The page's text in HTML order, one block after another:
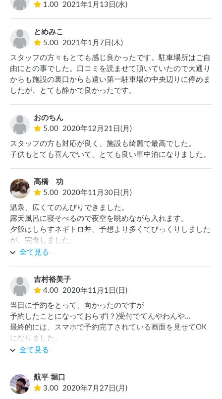
1.00 2021年1月13日(水)
とめみこ
5.00 2021年1月7日(木)
スタッフの方々もとても感じ良かったです。駐車場所はご自
由にとの事でした。口コミを読ませて頂いていたので大通り
からも施設の裏口からも遠い第一駐車場の中央辺りに停めま
したが、とても静かで良かったです。
おのちん
5.00 2020年12月21日(月)
スタッフの方も対応が良く、施設も綺麗で最高でした。
子供もとても喜んでいて、とても良い車中泊になりました。
髙橋 功
5.00 2020年11月30日(月)
温泉、広くてのんびりできました。
露天風呂に寝そべるので夜空を眺めながら入れます。
夕飯はしらすネギトロ丼、予想より多くてびっくりしました
が、完食しました。
駐車場はちょっとうるさいけど、コンビニが近くにあるので
また利用したいです。
11月の秦野市は寒かった。
全て見る
吉村裕美子
4.00 2020年11月1日(日)
当日に予約をとって、向かったのですが
予約したことになっておらず(？)受付でてんやわんや…
最終的には、スマホで予約完了されている画面を見せてOK
になりました。
今回は建物から一番遠いところ(3ヶ所の出口から一番遠い)に
停めました。
車の走る音等は特に気にならず眠ることができました。
全て見る
航平 堀口
3.00 2020年7月27日(月)